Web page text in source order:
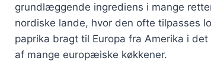
grundlæggende ingrediens i mange
nordiske lande, hvor den ofte tilpasses
paprika bragt til Europa fra Amerika i
af mange europæiske køkkener.